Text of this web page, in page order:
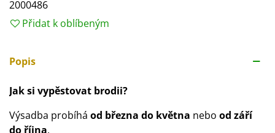
2000486
Přidat k oblíbeným
Popis
Jak si vypěstovat brodii?
Výsadba probíhá od března do května nebo od září
do října.